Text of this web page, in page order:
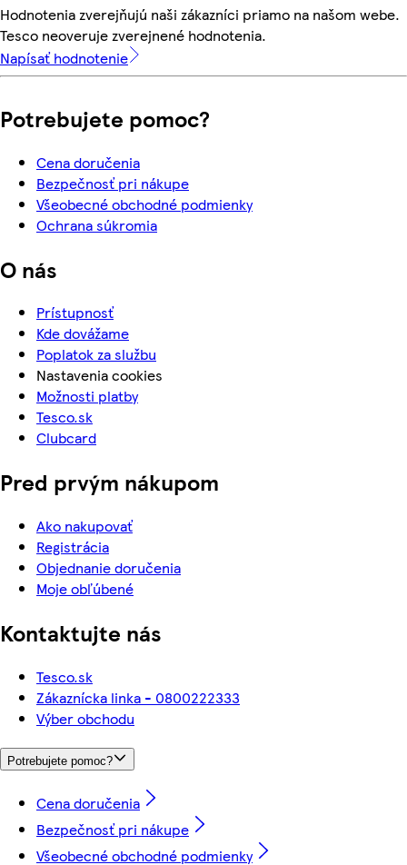
Hodnotenia zverejňujú naši zákazníci priamo na našom webe.
Tesco neoveruje zverejnené hodnotenia.
Napísať hodnotenie
Potrebujete pomoc?
Cena doručenia
Bezpečnosť pri nákupe
Všeobecné obchodné podmienky
Ochrana súkromia
O nás
Prístupnosť
Kde dovážame
Poplatok za službu
Nastavenia cookies
Možnosti platby
Tesco.sk
Clubcard
Pred prvým nákupom
Ako nakupovať
Registrácia
Objednanie doručenia
Moje obľúbené
Kontaktujte nás
Tesco.sk
Zákaznícka linka - 0800222333
Výber obchodu
Potrebujete pomoc?
Cena doručenia
Bezpečnosť pri nákupe
Všeobecné obchodné podmienky